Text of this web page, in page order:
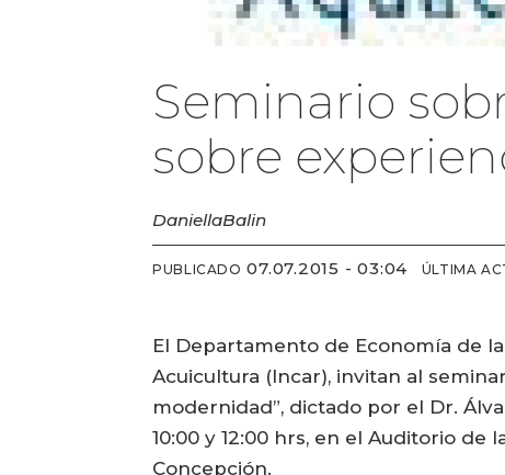
Seminario
sobre
DaniellaBalin
PUBLICADO 07.07.2015 - 03:04 ÚLTIMA
El Departamento de Economía de
Acuicultura (Incar), invitan al
modernidad”, dictado por el Dr.
10:00 y 12:00 hrs, en el Auditorio
Concepción.